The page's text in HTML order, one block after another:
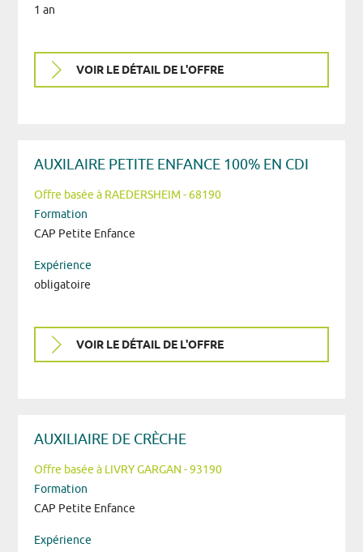
1 an
VOIR LE DÉTAIL DE L'OFFRE
AUXILAIRE PETITE ENFANCE 100% EN CDI
Offre basée à RAEDERSHEIM - 68190
Formation
CAP Petite Enfance
Expérience
obligatoire
VOIR LE DÉTAIL DE L'OFFRE
AUXILIAIRE DE CRÈCHE
Offre basée à LIVRY GARGAN - 93190
Formation
CAP Petite Enfance
Expérience